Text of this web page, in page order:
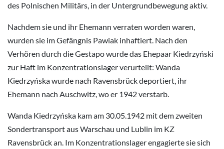
des Polnischen Militärs, in der Untergrundbewegung aktiv.
Nachdem sie und ihr Ehemann verraten worden waren,
wurden sie im Gefängnis Pawiak inhaftiert. Nach den
Verhören durch die Gestapo wurde das Ehepaar Kiedrzyński
zur Haft im Konzentrationslager verurteilt: Wanda
Kiedrzyńska wurde nach Ravensbrück deportiert, ihr
Ehemann nach Auschwitz, wo er 1942 verstarb.
Wanda Kiedrzyńska kam am 30.05.1942 mit dem zweiten
Sondertransport aus Warschau und Lublin im KZ
Ravensbrück an. Im Konzentrationslager engagierte sie sich